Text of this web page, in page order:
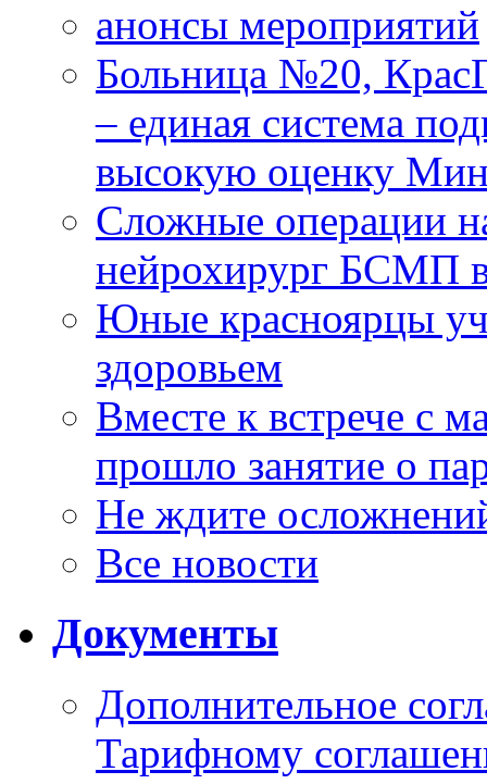
анонсы мероприятий
Больница №20,
– единая система
высокую оценку
Сложные операции
нейрохирург БСМП
Юные красноярцы
здоровьем
Вместе к встрече с
прошло занятие о
Не ждите
Все новости
Документы
Дополнительное
Тарифному